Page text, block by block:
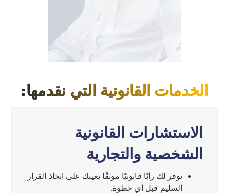
الخدمات القانونية التي نقدمها:
الاستشارات القانونية
الشخصية والتجارية
نوفر لك رأيًا قانونيًا موثقًا يعينك على اتخاذ القرار
السليم قبل أي خطوة.